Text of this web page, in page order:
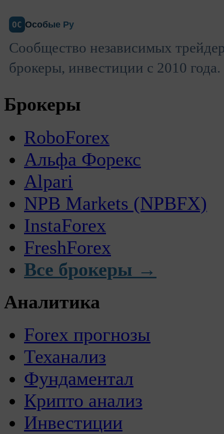
ОС Особые Ру
Сообщество независимых
брокеры, инвестиции с 2010 года.
Брокеры
RoboForex
Альфа Форекс
Alpari
NPB Markets (NPBFX)
InstaForex
FreshForex
Все брокеры →
Аналитика
Forex прогнозы
Теханализ
Фундаментал
Крипто анализ
Инвестиции